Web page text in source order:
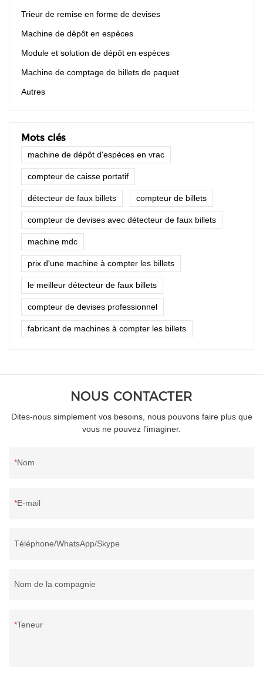
Trieur de remise en forme de devises
Machine de dépôt en espèces
Module et solution de dépôt en espèces
Machine de comptage de billets de paquet
Autres
Mots clés
machine de dépôt d'espèces en vrac
compteur de caisse portatif
détecteur de faux billets compteur de billets
compteur de devises avec détecteur de faux billets
machine mdc
prix d'une machine à compter les billets
le meilleur détecteur de faux billets
compteur de devises professionnel
fabricant de machines à compter les billets
NOUS CONTACTER
Dites-nous simplement vos besoins, nous pouvons faire plus que
vous ne pouvez l'imaginer.
Nom
E-mail
Téléphone/WhatsApp/Skype
Nom de la compagnie
Teneur